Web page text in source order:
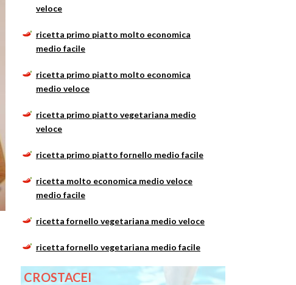
veloce
ricetta primo piatto molto economica
medio facile
ricetta primo piatto molto economica
medio veloce
ricetta primo piatto vegetariana medio
veloce
ricetta primo piatto fornello medio facile
ricetta molto economica medio veloce
medio facile
ricetta fornello vegetariana medio veloce
ricetta fornello vegetariana medio facile
CROSTACEI